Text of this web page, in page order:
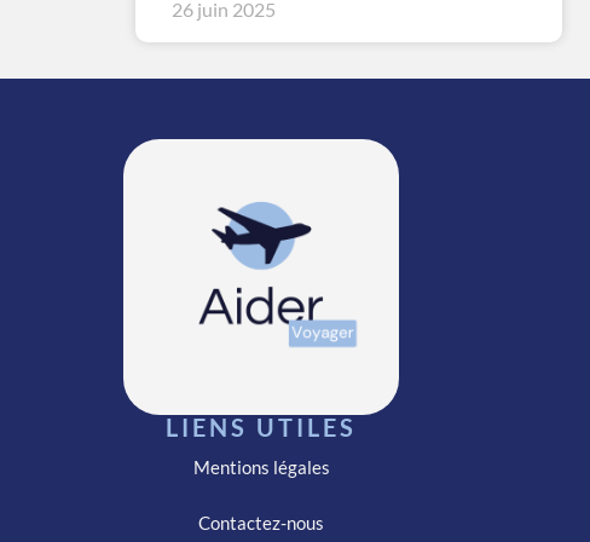
26 juin 2025
LIENS UTILES
Mentions légales
Contactez-nous